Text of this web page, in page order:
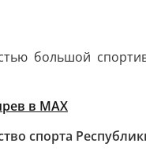
большой
в МАХ
спорта